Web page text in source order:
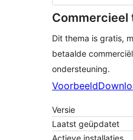
Commercieel
Dit thema is gratis,
betaalde
ondersteuning.
Voorbeeld
Versie
Laatst geüpdatet